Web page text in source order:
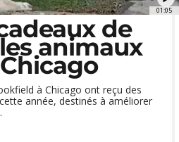
01:05
de
animaux
à Chicago ont reçu des
année, destinés à améliorer